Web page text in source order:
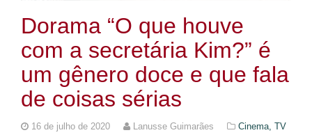
Dorama “O que houve
com a secretária Kim?” é
um gênero doce e que fala
de coisas sérias
16 de julho de 2020 Lanusse Guimarães
Cinema, TV